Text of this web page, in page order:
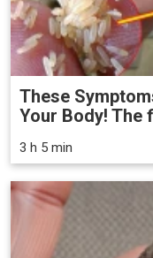
These
Your Body! The
3 h 5 min